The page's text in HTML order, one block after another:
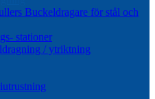
Buckeldragare för stål och
stationer
/ ytriktning